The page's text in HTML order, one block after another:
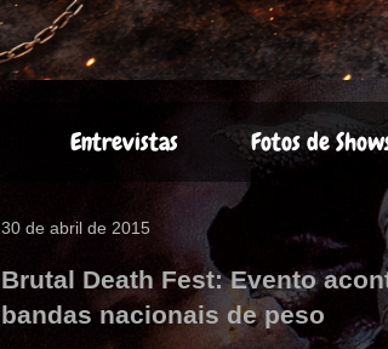
Entrevistas Fotos de
30 de abril de 2015
Brutal Death Fest: Evento
bandas nacionais de peso